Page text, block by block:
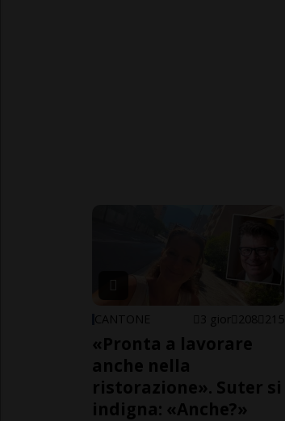
CANTONE 3 gior 208 215
«Pronta a lavorare
anche nella
ristorazione». Suter si
indigna: «Anche?»